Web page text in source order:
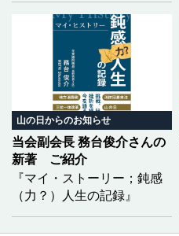
された土居秀幸氏（京都大
学大学院情報学研究科教
授）をお迎えし、「どうし
たら生物多様性を『知る』
ことができるのか 〜市民科
学の実践〜」をテーマにご
講演いただく予定です。
山の日からのお知らせ
当会副会長 務台俊介さんの
新著 ご紹介
『マイ・ストーリー；鈍感
（力？）人生の記録』